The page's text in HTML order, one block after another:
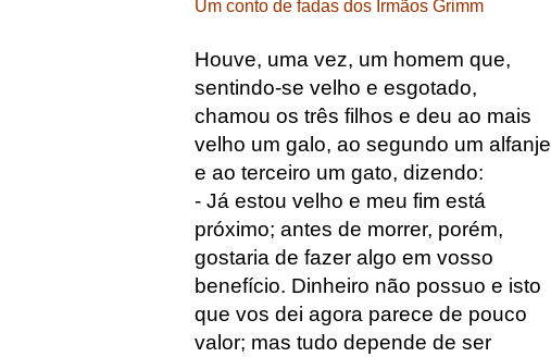
Um conto de fadas dos Irmãos Grimm
Houve, uma vez, um homem que,
sentindo-se velho e esgotado,
chamou os três filhos e deu ao mais
velho um galo, ao segundo um alfanje
e ao terceiro um gato, dizendo:
- Já estou velho e meu fim está
próximo; antes de morrer, porém,
gostaria de fazer algo em vosso
benefício. Dinheiro não possuo e isto
que vos dei agora parece de pouco
valor; mas tudo depende de ser